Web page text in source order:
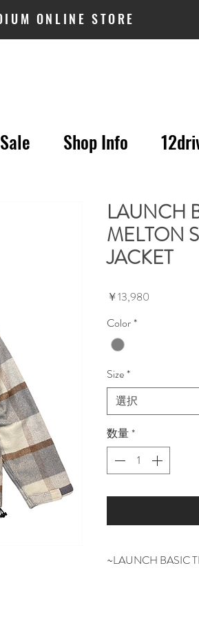
ONLINE STORE
Sale Shop Info
LAUNCH
MELTON
JACKET
￥13,980
Color*
Size*
選択
数量*
~LAUNCH BASIC